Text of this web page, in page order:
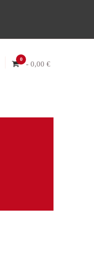
0
- 0,00 €